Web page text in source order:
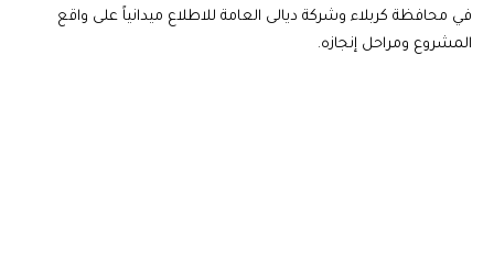
في محافظة كربلاء وشركة ديالى العامة للاطلاع ميدانياً على واقع
المشروع ومراحل إنجازه.